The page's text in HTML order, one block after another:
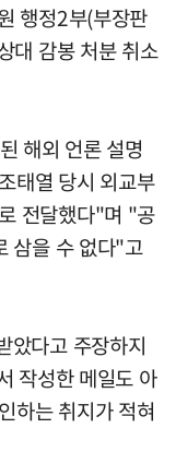
행정2부(부장판
대 감봉 처분 취소
해외 언론 설명
태열 당시 외교부
전달했다"며 "공
삼을 수 없다"고
았다고 주장하지
작성한 메일도 아
하는 취지가 적혀